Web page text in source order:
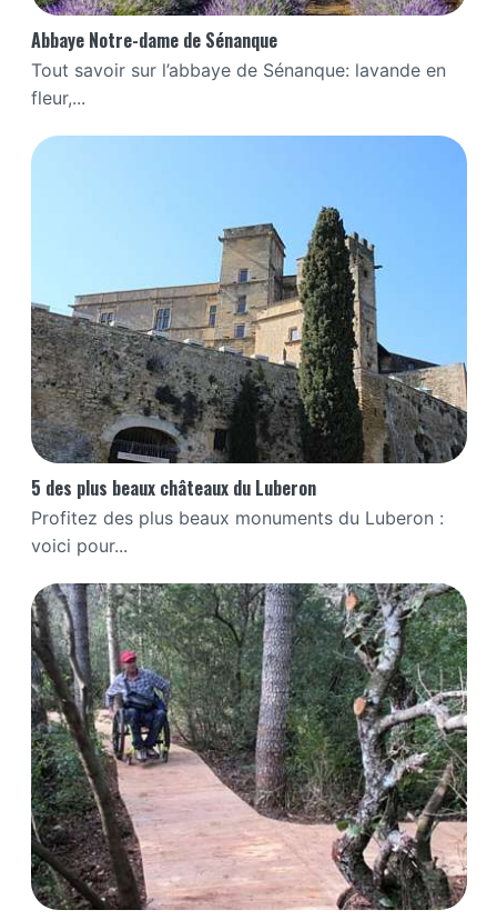
Abbaye Notre-dame de Sénanque
Tout savoir sur l’abbaye de Sénanque: lavande en
fleur,...
5 des plus beaux châteaux du Luberon
Profitez des plus beaux monuments du Luberon :
voici pour...